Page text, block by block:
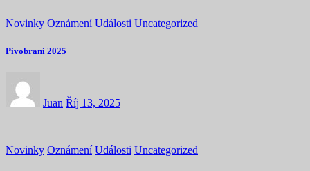
Novinky Oznámení Události Uncategorized
Pivobrani 2025
Juan Říj 13, 2025
Novinky Oznámení Události Uncategorized